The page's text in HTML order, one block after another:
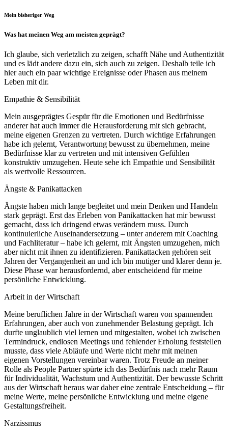
Mein bisheriger Weg
Was hat meinen Weg am meisten geprägt?
Ich glaube, sich verletzlich zu zeigen, schafft Nähe und Authentizität
und es lädt andere dazu ein, sich auch zu zeigen. Deshalb teile ich
hier auch ein paar wichtige Ereignisse oder Phasen aus meinem
Leben mit dir.
Empathie & Sensibilität
Mein ausgeprägtes Gespür für die Emotionen und Bedürfnisse
anderer hat auch immer die Herausforderung mit sich gebracht,
meine eigenen Grenzen zu vertreten. Durch wichtige Erfahrungen
habe ich gelernt, Verantwortung bewusst zu übernehmen, meine
Bedürfnisse klar zu vertreten und mit intensiven Gefühlen
konstruktiv umzugehen. Heute sehe ich Empathie und Sensibilität
als wertvolle Ressourcen.
Ängste & Panikattacken
Ängste haben mich lange begleitet und mein Denken und Handeln
stark geprägt. Erst das Erleben von Panikattacken hat mir bewusst
gemacht, dass ich dringend etwas verändern muss. Durch
kontinuierliche Auseinandersetzung – unter anderem mit Coaching
und Fachliteratur – habe ich gelernt, mit Ängsten umzugehen, mich
aber nicht mit ihnen zu identifizieren. Panikattacken gehören seit
Jahren der Vergangenheit an und ich bin mutiger und klarer denn je.
Diese Phase war herausfordernd, aber entscheidend für meine
persönliche Entwicklung.
Arbeit in der Wirtschaft
Meine beruflichen Jahre in der Wirtschaft waren von spannenden
Erfahrungen, aber auch von zunehmender Belastung geprägt. Ich
durfte unglaublich viel lernen und mitgestalten, wobei ich zwischen
Termindruck, endlosen Meetings und fehlender Erholung feststellen
musste, dass viele Abläufe und Werte nicht mehr mit meinen
eigenen Vorstellungen vereinbar waren. Trotz Freude an meiner
Rolle als People Partner spürte ich das Bedürfnis nach mehr Raum
für Individualität, Wachstum und Authentizität. Der bewusste Schritt
aus der Wirtschaft heraus war daher eine zentrale Entscheidung – für
meine Werte, meine persönliche Entwicklung und meine eigene
Gestaltungsfreiheit.
Narzissmus